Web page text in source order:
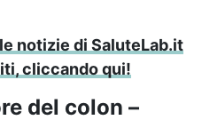
notizie di SaluteLab.it
cliccando qui!
del colon –